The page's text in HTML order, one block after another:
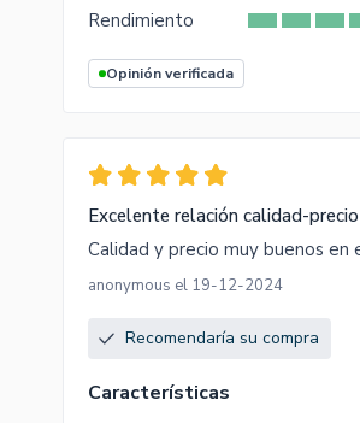
Rendimiento
Opinión verificada
Excelente relación calidad-precio
Calidad y precio muy buenos
anonymous el 19-12-2024
Recomendaría su compra
Características